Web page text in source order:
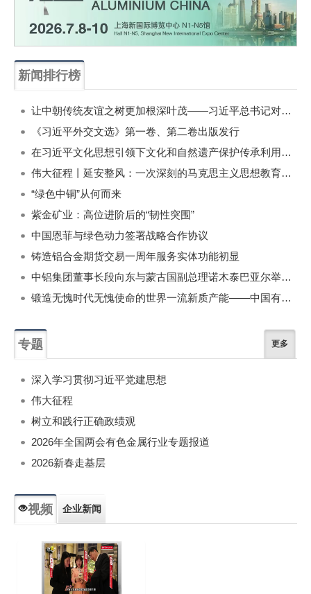
新闻排行榜
让中朝传统友谊之树更加根深叶茂——习近平总书记对朝鲜进行国事访问纪实
《习近平外交文选》第一卷、第二卷出版发行
在习近平文化思想引领下文化和自然遗产保护传承利用工作开创新局面
伟大征程丨延安整风：一次深刻的马克思主义思想教育运动
“绿色中铜”从何而来
紫金矿业：高位进阶后的“韧性突围”
中国恩菲与绿色动力签署战略合作协议
铸造铝合金期货交易一周年服务实体功能初显
中铝集团董事长段向东与蒙古国副总理诺木泰巴亚尔举行会谈
锻造无愧时代无愧使命的世界一流新质产能——中国有色金属工业的战略应对与破局之道（二）
专题 更多
深入学习贯彻习近平党建思想
伟大征程
树立和践行正确政绩观
2026年全国两会有色金属行业专题报道
2026新春走基层
视频 企业新闻